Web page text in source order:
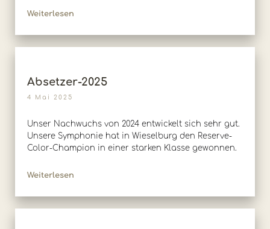
Weiterlesen
Absetzer-2025
4 Mai 2025
Unser Nachwuchs von 2024 entwickelt sich sehr gut.
Unsere Symphonie hat in Wieselburg den Reserve-
Color-Champion in einer starken Klasse gewonnen.
Weiterlesen